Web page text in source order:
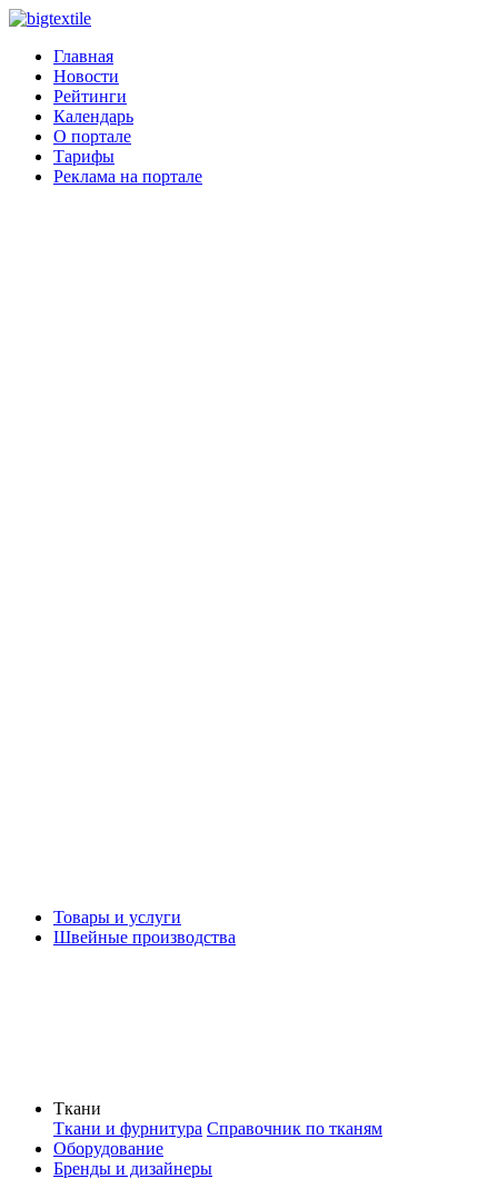
Главная
Новости
Рейтинги
Календарь
О портале
Тарифы
Реклама на портале
Товары и услуги
Швейные производства
Ткани
Ткани и фурнитура Справочник по тканям
Оборудование
Бренды и дизайнеры